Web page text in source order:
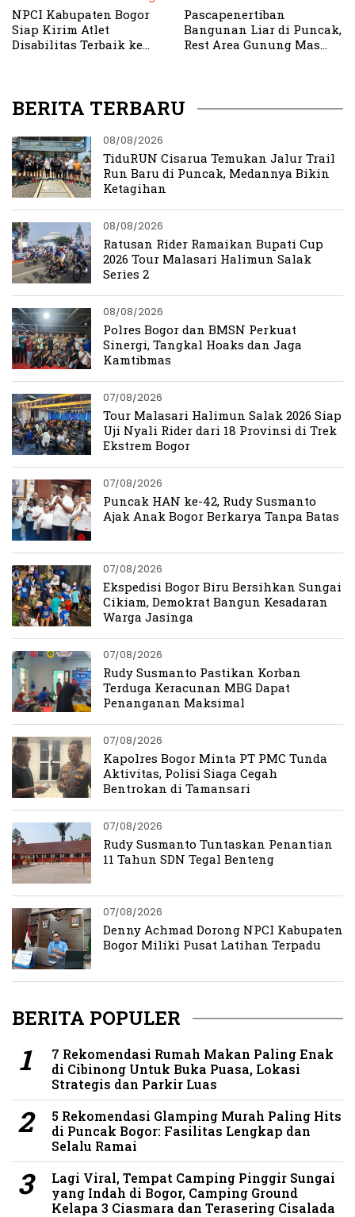
NPCI Kabupaten Bogor
Siap Kirim Atlet
Disabilitas Terbaik ke
Pascapenertiban
Bangunan Liar di Puncak,
Rest Area Gunung Mas
BERITA TERBARU
08/08/2026
TiduRUN Cisarua Temukan Jalur Trail
Run Baru di Puncak, Medannya Bikin
Ketagihan
08/08/2026
Ratusan Rider Ramaikan Bupati Cup
2026 Tour Malasari Halimun Salak
Series 2
08/08/2026
Polres Bogor dan BMSN Perkuat
Sinergi, Tangkal Hoaks dan Jaga
Kamtibmas
07/08/2026
Tour Malasari Halimun Salak 2026 Siap
Uji Nyali Rider dari 18 Provinsi di Trek
Ekstrem Bogor
07/08/2026
Puncak HAN ke-42, Rudy Susmanto
Ajak Anak Bogor Berkarya Tanpa Batas
07/08/2026
Ekspedisi Bogor Biru Bersihkan Sungai
Cikiam, Demokrat Bangun Kesadaran
Warga Jasinga
07/08/2026
Rudy Susmanto Pastikan Korban
Terduga Keracunan MBG Dapat
Penanganan Maksimal
07/08/2026
Kapolres Bogor Minta PT PMC Tunda
Aktivitas, Polisi Siaga Cegah
Bentrokan di Tamansari
07/08/2026
Rudy Susmanto Tuntaskan Penantian
11 Tahun SDN Tegal Benteng
07/08/2026
Denny Achmad Dorong NPCI Kabupaten
Bogor Miliki Pusat Latihan Terpadu
BERITA POPULER
7 Rekomendasi Rumah Makan Paling Enak
di Cibinong Untuk Buka Puasa, Lokasi
Strategis dan Parkir Luas
5 Rekomendasi Glamping Murah Paling Hits
di Puncak Bogor: Fasilitas Lengkap dan
Selalu Ramai
Lagi Viral, Tempat Camping Pinggir Sungai
yang Indah di Bogor, Camping Ground
Kelapa 3 Ciasmara dan Terasering Cisalada